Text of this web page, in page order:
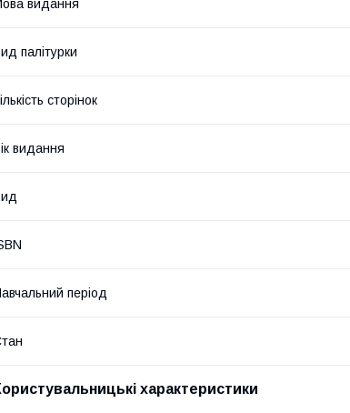
видання
палітурки
сторінок
видання
період
характеристики